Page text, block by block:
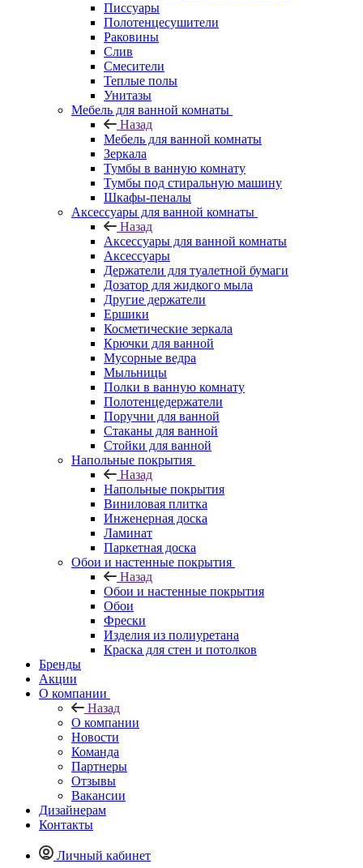
Писсуары
Полотенцесушители
Раковины
Слив
Смесители
Теплые полы
Унитазы
Мебель для ванной комнаты
Назад
Мебель для ванной комнаты
Зеркала
Тумбы в ванную комнату
Тумбы под стиральную машину
Шкафы-пеналы
Аксессуары для ванной комнаты
Назад
Аксессуары для ванной комнаты
Аксессуары
Держатели для туалетной бумаги
Дозатор для жидкого мыла
Другие держатели
Ершики
Косметические зеркала
Крючки для ванной
Мусорные ведра
Мыльницы
Полки в ванную комнату
Полотенцедержатели
Поручни для ванной
Стаканы для ванной
Стойки для ванной
Напольные покрытия
Назад
Напольные покрытия
Виниловая плитка
Инженерная доска
Ламинат
Паркетная доска
Обои и настенные покрытия
Назад
Обои и настенные покрытия
Обои
Фрески
Изделия из полиуретана
Краска для стен и потолков
Бренды
Акции
О компании
Назад
О компании
Новости
Команда
Партнеры
Отзывы
Вакансии
Дизайнерам
Контакты
Личный кабинет